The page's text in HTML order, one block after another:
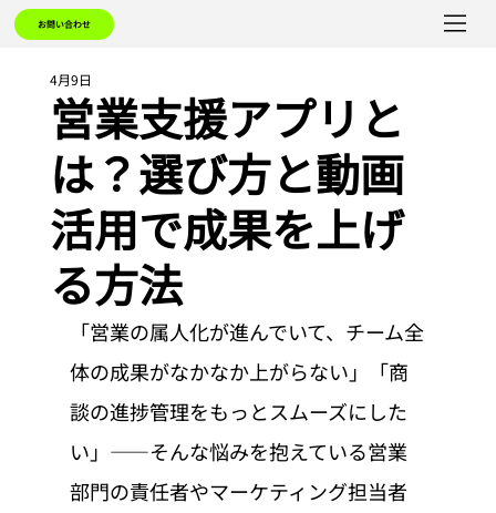
お問い合わせ
営業支援アプリと
は？選び方と動画
活用で成果を上げ
る方法
4月9日
「営業の属人化が進んでいて、チーム全
体の成果がなかなか上がらない」「商
談の進捗管理をもっとスムーズにした
い」――そんな悩みを抱えている営業
部門の責任者やマーケティング担当者